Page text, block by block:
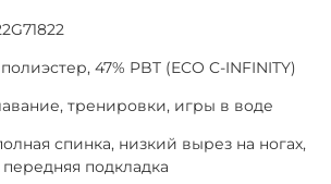
47% PBT (ECO C-INFINITY)
тренировки, игры в воде
спинка, низкий вырез на ногах,
подкладка